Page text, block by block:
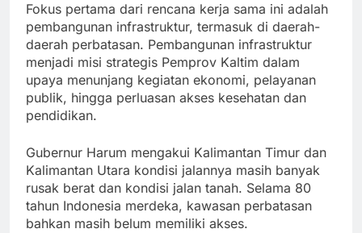
Fokus pertama dari rencana kerja sama ini adalah
pembangunan infrastruktur, termasuk di daerah-
daerah perbatasan. Pembangunan infrastruktur
menjadi misi strategis Pemprov Kaltim dalam
upaya menunjang kegiatan ekonomi, pelayanan
publik, hingga perluasan akses kesehatan dan
pendidikan.
Gubernur Harum mengakui Kalimantan Timur dan
Kalimantan Utara kondisi jalannya masih banyak
rusak berat dan kondisi jalan tanah. Selama 80
tahun Indonesia merdeka, kawasan perbatasan
bahkan masih belum memiliki akses.